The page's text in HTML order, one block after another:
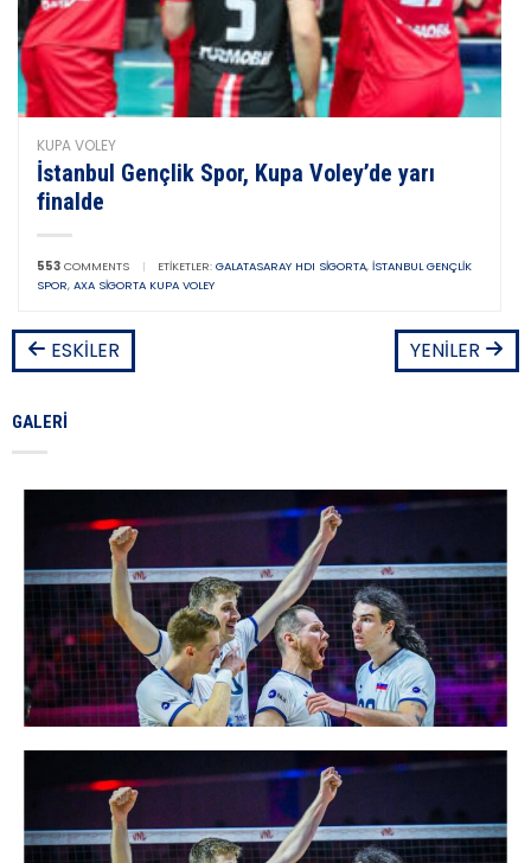
KUPA VOLEY
İstanbul Gençlik Spor, Kupa Voley’de yarı
finalde
553 COMMENTS | ETIKETLER: GALATASARAY HDI SIGORTA, İSTANBUL GENÇLIK
SPOR, AXA SIGORTA KUPA VOLEY
ESKILER YENILER
GALERI